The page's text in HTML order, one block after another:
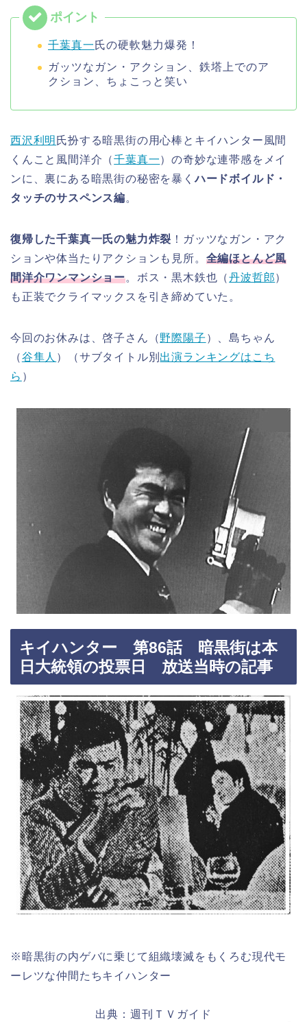
千葉真一 氏の硬軟魅力爆発！
ガッツなガン・アクション、鉄塔上でのア
クション、ちょこっと笑い
西沢利明 氏扮する暗黒街の用心棒とキイハンター風間
くんこと風間洋介（千葉真一）の奇妙な連帯感をメイ
ンに、裏にある暗黒街の秘密を暴くハードボイルド・
タッチのサスペンス編。
復帰した千葉真一氏の魅力炸裂 ！ガッツなガン・アク
ションや体当たりアクションも見所。 全編ほとんど風
間洋介ワンマンショー。ボス・黒木鉄也（丹波哲郎）
も正装でクライマックスを引き締めていた。
今回のお休みは、啓子さん（野際陽子 ）、島ちゃん
（谷隼人 ）（サブタイトル別 出演ランキングはこち
ら ）
キイハンター 第86話 暗黒街は本
日大統領の投票日 放送当時の記事
※暗黒街の内ゲバに乗じて組織壊滅をもくろむ現代モ
ーレツな仲間たちキイハンター
出典：週刊ＴＶガイド